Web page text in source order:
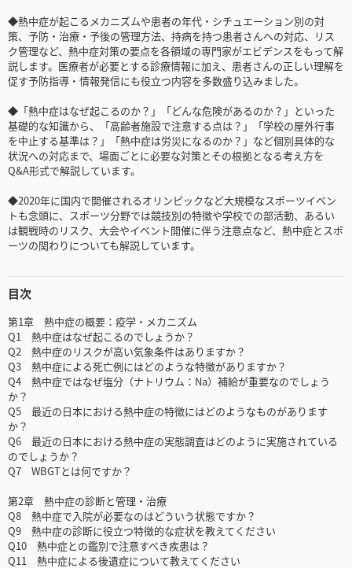
◆熱中症が起こるメカニズムや患者の年代・シチュエーション別の対
策、予防・治療・予後の管理方法、持病を持つ患者さんへの対応、リス
ク管理など、熱中症対策の要点を各領域の専門家がエビデンスをもって解
説します。医療者が必要とする診療情報に加え、患者さんの正しい理解を
促す予防指導・情報発信にも役立つ内容を多数盛り込みました。
◆「熱中症はなぜ起こるのか？」「どんな危険があるのか？」といった
基礎的な知識から、「高齢者施設で注意する点は？」「学校の屋外行事
を中止する基準は？」「熱中症は労災になるのか？」など個別具体的な
状況への対応まで、場面ごとに必要な対策とその根拠となる考え方を
Q&A形式で解説しています。
◆2020年に国内で開催されるオリンピックなど大規模なスポーツイベン
トも念頭に、スポーツ分野では競技別の特徴や学校での部活動、あるい
は観戦時のリスク、大会やイベント開催に伴う注意点など、熱中症とスポ
ーツの関わりについても解説しています。
目次
第1章 熱中症の概要：疫学・メカニズム
Q1 熱中症はなぜ起こるのでしょうか？
Q2 熱中症のリスクが高い気象条件はありますか？
Q3 熱中症による死亡例にはどのような特徴がありますか？
Q4 熱中症ではなぜ塩分（ナトリウム：Na）補給が重要なのでしょう
か？
Q5 最近の日本における熱中症の特徴にはどのようなものがあります
か？
Q6 最近の日本における熱中症の実態調査はどのように実施されている
のでしょうか？
Q7 WBGTとは何ですか？
第2章 熱中症の診断と管理・治療
Q8 熱中症で入院が必要なのはどういう状態ですか？
Q9 熱中症の診断に役立つ特徴的な症状を教えてください
Q10 熱中症との鑑別で注意すべき疾患は？
Q11 熱中症による後遺症について教えてください